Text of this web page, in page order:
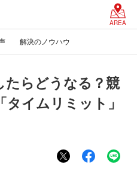
AREA
解決のノウハウ
たらどうなる？競
イムリミット」